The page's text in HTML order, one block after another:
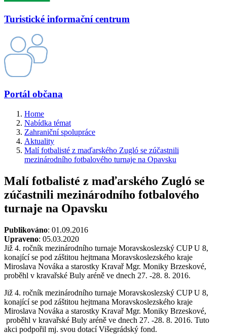
Turistické informační centrum
Portál občana
Home
Nabídka témat
Zahraniční spolupráce
Aktuality
Malí fotbalisté z maďarského Zugló se zúčastnili
mezinárodního fotbalového turnaje na Opavsku
Malí fotbalisté z maďarského Zugló se
zúčastnili mezinárodního fotbalového
turnaje na Opavsku
Publikováno: 01.09.2016
Upraveno: 05.03.2020
Již 4. ročník mezinárodního turnaje Moravskoslezský CUP U 8,
konající se pod záštitou hejtmana Moravskoslezského kraje
Miroslava Nováka a starostky Kravař Mgr. Moniky Brzeskové,
proběhl v kravařské Buly aréně ve dnech 27. -28. 8. 2016.
Již 4. ročník mezinárodního turnaje Moravskoslezský CUP U 8,
konající se pod záštitou hejtmana Moravskoslezského kraje
Miroslava Nováka a starostky Kravař Mgr. Moniky Brzeskové,
proběhl v kravařské Buly aréně ve dnech 27. -28. 8. 2016. Tuto
akci podpořil mj. svou dotací Višegrádský fond.